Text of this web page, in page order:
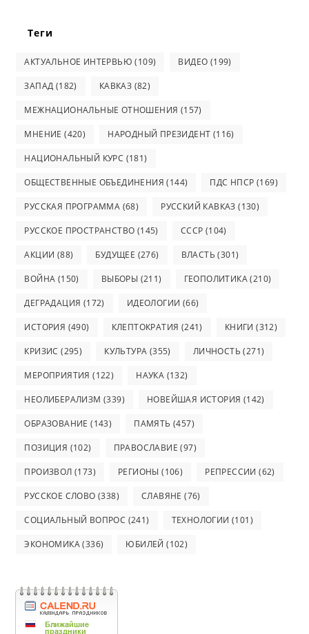
Теги
АКТУАЛЬНОЕ ИНТЕРВЬЮ (109) ВИДЕО (199)
ЗАПАД (182) КАВКАЗ (82)
МЕЖНАЦИОНАЛЬНЫЕ ОТНОШЕНИЯ (157)
МНЕНИЕ (420) НАРОДНЫЙ ПРЕЗИДЕНТ (116)
НАЦИОНАЛЬНЫЙ КУРС (181)
ОБЩЕСТВЕННЫЕ ОБЪЕДИНЕНИЯ (144) ПДС НПСР (169)
РУССКАЯ ПРОГРАММА (68) РУССКИЙ КАВКАЗ (130)
РУССКОЕ ПРОСТРАНСТВО (145) СССР (104)
АКЦИИ (88) БУДУЩЕЕ (276) ВЛАСТЬ (301)
ВОЙНА (150) ВЫБОРЫ (211) ГЕОПОЛИТИКА(210)
ДЕГРАДАЦИЯ (172) ИДЕОЛОГИИ (66)
ИСТОРИЯ (490) КЛЕПТОКРАТИЯ (241) КНИГИ (312)
КРИЗИС (295) КУЛЬТУРА (355) ЛИЧНОСТЬ (271)
МЕРОПРИЯТИЯ (122) НАУКА (132)
НЕОЛИБЕРАЛИЗМ (339) НОВЕЙШАЯ ИСТОРИЯ (142)
ОБРАЗОВАНИЕ (143) ПАМЯТЬ (457)
ПОЗИЦИЯ (102) ПРАВОСЛАВИЕ (97)
ПРОИЗВОЛ (173) РЕГИОНЫ (106) РЕПРЕССИИ (62)
РУССКОЕ СЛОВО (338) СЛАВЯНЕ (76)
СОЦИАЛЬНЫЙ ВОПРОС (241) ТЕХНОЛОГИИ (101)
ЭКОНОМИКА(336) ЮБИЛЕЙ (102)